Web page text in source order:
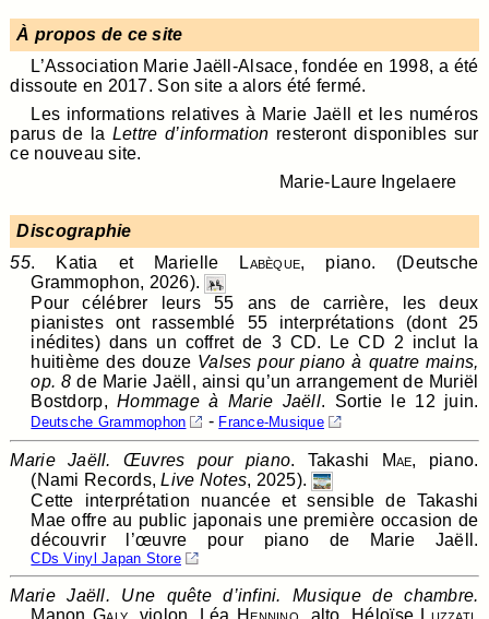
À propos de ce site
L’Association Marie Jaëll-Alsace, fondée en 1998, a été
dissoute en 2017. Son site a alors été fermé.
Les informations relatives à Marie Jaëll et les numéros
parus de la Lettre d’information resteront disponibles sur
ce nouveau site.
Marie-Laure Ingelaere
Discographie
55. Katia et Marielle Labèque, piano. (Deutsche
Grammophon, 2026).
Pour célébrer leurs 55 ans de carrière, les deux
pianistes ont rassemblé 55 interprétations (dont 25
inédites) dans un coffret de 3 CD. Le CD 2 inclut la
huitième des douze Valses pour piano à quatre mains,
op. 8 de Marie Jaëll, ainsi qu’un arrangement de Muriël
Bostdorp,Hommage à Marie Jaëll. Sortie le 12 juin.
Deutsche Grammophon - France-Musique
Marie Jaëll. Œuvres pour piano. Takashi Mae, piano.
(Nami Records,Live Notes, 2025).
Cette interprétation nuancée et sensible de Takashi
Mae offre au public japonais une première occasion de
découvrir l’œuvre pour piano de Marie Jaëll.
CDs Vinyl Japan Store
Marie Jaëll. Une quête d’infini. Musique de chambre.
ManonGaly , violon, Léa Hennino , alto, Héloïse Luzzati